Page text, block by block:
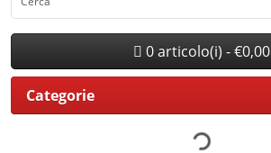
0 articolo(i) - €0,00
Categorie